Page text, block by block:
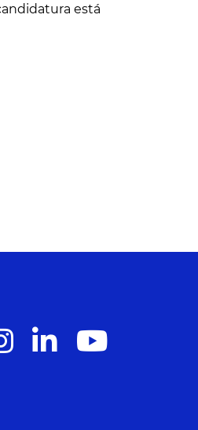
está